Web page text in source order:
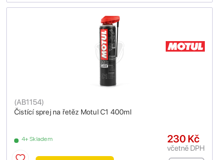
Čistící sprej na řetěz Motul C1 400ml
(AB1154)
4+ Skladem 230 Kč
včetně DPH